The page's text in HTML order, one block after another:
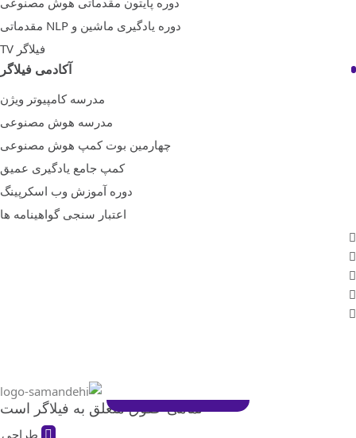
دوره یادگیری ماشین و NLP مقدماتی
فیلاگر TV
آکادمی فیلاگر
مدرسه کامپیوتر ویژن
مدرسه هوش مصنوعی
چهارمین بوت کمپ هوش مصنوعی
کمپ جامع یادگیری عمیق
دوره آموزش وب اسکرپینگ
اعتبار سنجی گواهینامه ها
تمامی حقوق متعلق به فیلاگر است
طراحی